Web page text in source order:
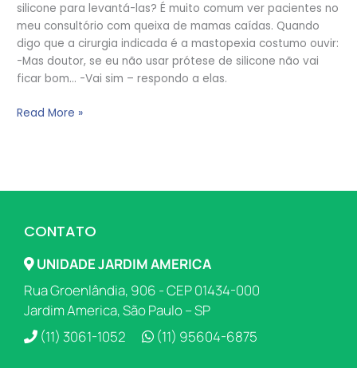
silicone para levantá-las? É muito comum ver pacientes no
meu consultório com queixa de mamas caídas. Quando
digo que a cirurgia indicada é a mastopexia costumo ouvir:
-Mas doutor, se eu não usar prótese de silicone não vai
ficar bom… -Vai sim – respondo a elas.
Read More »
CONTATO
UNIDADE JARDIM AMERICA
Rua Groenlândia, 906 - CEP 01434-000
Jardim America, São Paulo – SP
(11) 3061-1052
(11) 95604-6875